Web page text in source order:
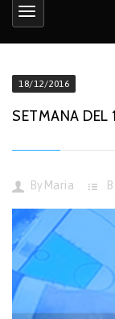
18/12/2016
SETMANA DEL
By Maria